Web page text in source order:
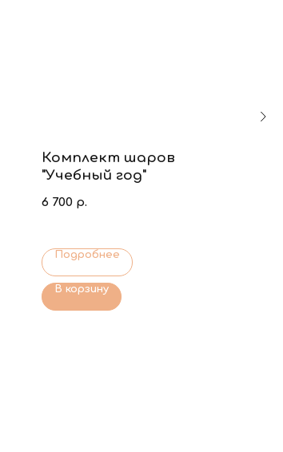
Комплект шаров
"Учебный год"
6 700 р.
Подробнее
В корзину